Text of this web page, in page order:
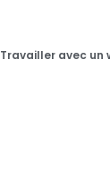
Travailler avec un